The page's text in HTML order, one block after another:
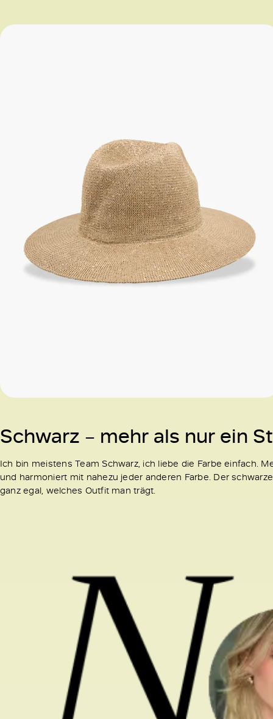
Schwarz – mehr als nur ein
Ich bin meistens Team Schwarz, ich liebe die Farbe einfach.
und harmoniert mit nahezu jeder anderen Farbe. Der
ganz egal, welches Outfit man trägt.